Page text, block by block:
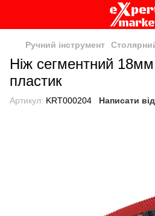
Ручний інструмент
Ніж сегментний
пластик
Артикул: KRT000204 Написати